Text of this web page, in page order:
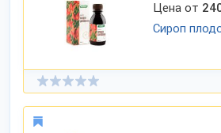
Цена от
Сироп